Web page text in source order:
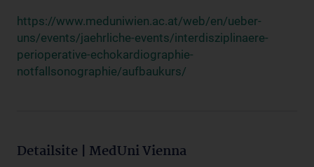
https://www.meduniwien.ac.at/web/en/ueber-
uns/events/jaehrliche-events/interdisziplinaere-
perioperative-echokardiographie-
notfallsonographie/aufbaukurs/
Detailsite | MedUni Vienna